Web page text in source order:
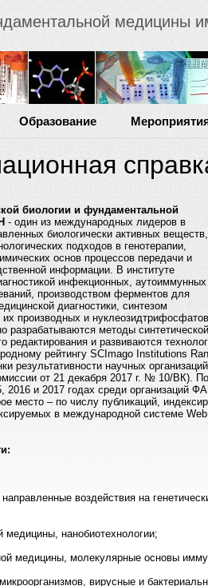
медицины
Образование
биологии и фундаментальной
- один из международных лидеров в
биологически активных веществ,
подходов в генотерапии,
основ процессов передачи и
информации. В институте
инфекционных,
производством ферментов для
диагностики, синтезом
их производных и
разрабатываются методы синтетической
редактирования и развиваются
рейтингу SCImago Institutions
результативности научных
от 21 декабря 2017 г. № 10/ВК).
и 2017 годах среди организаций
место – по числу публикаций,
в международной системе
воздействия на
медицины, нанобиотехнологии;
медицины, молекулярные основы
вирусные и